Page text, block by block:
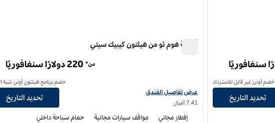
خصم أونرز غير قابل للاسترداد
تحديد التاريخ
أجنحة هوم تو من هيلتون كيبيك سيتي
عرض تفاصيل الفندق أجنحة هوم تو من هيلتون كيبيك سيتي
عرض تفاصيل الفندق
7.41 أميال
من* 220 دولارًا سنغافوريًا
خصم برنامج هيلتون أونرز شبه
تحديد التاريخ
إفطار مجاني مواقف سيارات مجانية حمام سباحة داخلي